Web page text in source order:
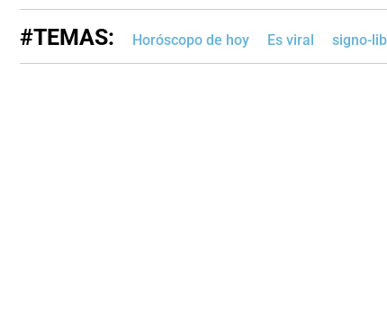
#TEMAS: Horóscopo de hoy Es viral signo-